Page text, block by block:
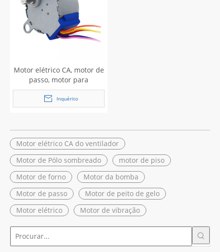
Motor elétrico CA, motor de
passo, motor para
churrasco
Inquérito
Motor elétrico CA do ventilador
Motor de Pólo sombreado
motor de piso
Motor de forno
Motor da bomba
Motor de passo
Motor de peito de gelo
Motor elétrico
Motor de vibração